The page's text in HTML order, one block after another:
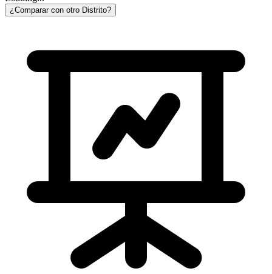
¿Comparar con otro Distrito?